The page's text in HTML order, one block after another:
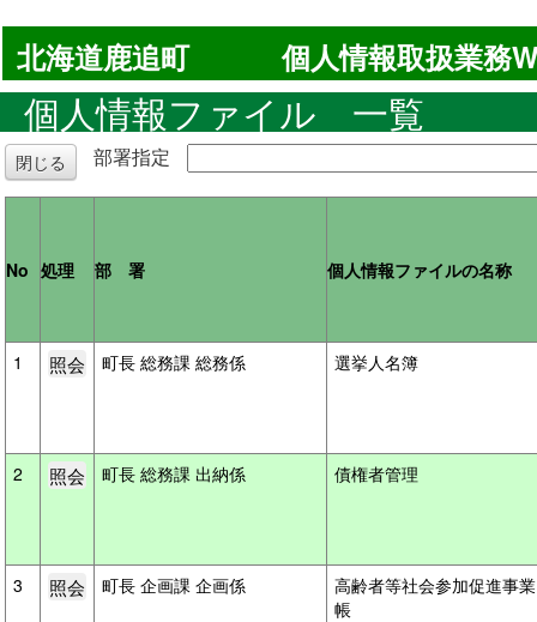
北海道鹿追町 個人情報取扱業務
個人情報ファイル 一覧
閉じる 部署指定
No 処理 部 署 個人情報ファイルの名称
1 町長 総務課 総務係 選挙人名簿
2 町長 総務課 出納係 債権者管理
3 町長 企画課 企画係
高齢者等社会参加促進事
帳